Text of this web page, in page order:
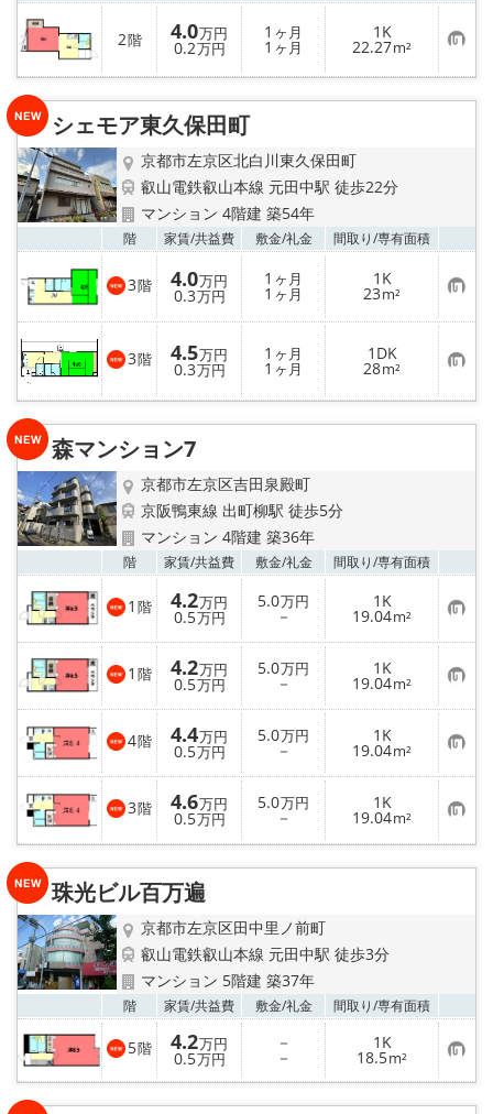
2階 4.0万円
0.2万円
1 ヶ月
1 ヶ月
1K
22.27m² お
気
に
り
シェモア東久保田町
京都市左京区北白川東久保田町
叡山電鉄叡山本線 元田中駅 徒歩22分
マンション 4階建 築54年
階 家賃/共益費 敷金/礼金 間取り/専有面積
3階 4.0万円
0.3万円
1 ヶ月
1 ヶ月
1K
23m² お
気
に
入
り
登
録
3階 4.5万円
0.3万円
1 ヶ月
1 ヶ月
1DK
28m² お
気
に
り
森マンション7
京都市左京区吉田泉殿町
京阪鴨東線 出町柳駅 徒歩5分
マンション 4階建 築36年
階 家賃/共益費 敷金/礼金 間取り/専有面積
1 階 4.2万円
0.5万円
5.0万円
－
1K
19.04m² お
気
に
入
り
登
録
1 階 4.2万円
0.5万円
5.0万円
－
1K
19.04m² お
気
に
入
り
登
録
4階 4.4万円
0.5万円
5.0万円
－
1K
19.04m² お
気
に
入
り
登
録
3階 4.6万円
0.5万円
5.0万円
－
1K
19.04m² お
気
に
入
珠光ビル百万遍
京都市左京区田中里ノ前町
叡山電鉄叡山本線 元田中駅 徒歩3分
マンション 5階建 築37年
階 家賃/共益費 敷金/礼金 間取り/専有面積
5階 4.2万円
0.5万円
－
－
1K
18.5m² お
気
に
入